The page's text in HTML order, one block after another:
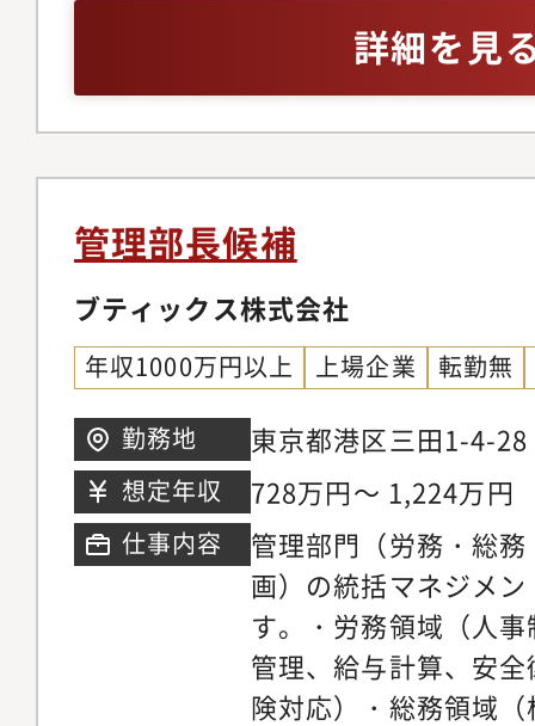
支援）・財務戦略（
略）の企画・実行（
衝）・市場分析を通
バックおよび事業計
トレジャリー機能に
および人材育成
会社でのカバレッジ
年以上）。・ビジネ
象的な事象を分かり
テリング能力および
会計の深い知見とエ
築・提案経験。
詳細を見
管理部長候補
ブティックス株式会社
年収1000万円以上 上場企業 転勤無
勤務地 東京都港区三田1-4-
想定年収 728万円～ 1,224万円
仕事内容
管理部門（労務・総
画）の統括マネジメ
す。・労務領域（人
管理、給与計算、安
険対応）・総務領域